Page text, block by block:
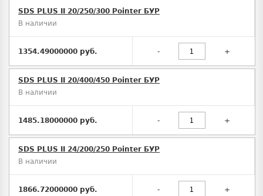
SDS PLUS II 20/250/300 Pointer БУР
В наличии
1354.49000000 руб. - +
SDS PLUS II 20/400/450 Pointer БУР
В наличии
1485.18000000 руб. - +
SDS PLUS II 24/200/250 Pointer БУР
В наличии
1866.72000000 руб. - +